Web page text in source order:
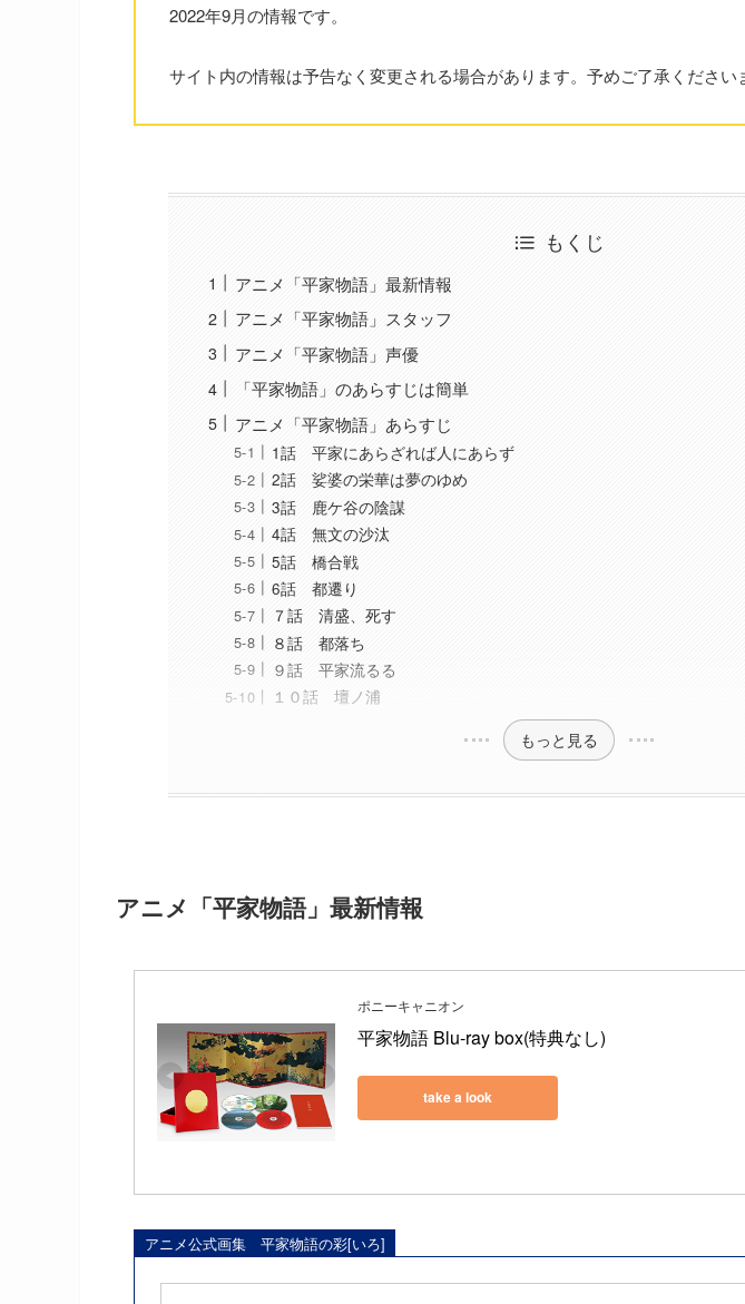
2022年9月の情報です。
サイト内の情報は予告なく変更される場合があります。予めご了承ください
もくじ
アニメ「平家物語」最新情報
アニメ「平家物語」スタッフ
アニメ「平家物語」声優
「平家物語」のあらすじは簡単
アニメ「平家物語」あらすじ
1話 平家にあらざれば人にあらず
2話 娑婆の栄華は夢のゆめ
3話 鹿ケ谷の陰謀
4話 無文の沙汰
5話 橋合戦
6話 都遷り
７話 清盛、死す
８話 都落ち
９話 平家流るる
１０話 壇ノ浦
もっと見る
アニメ「平家物語」最新情報
ポニーキャニオン
平家物語 Blu-ray box(特典なし)
take a look
アニメ公式画集 平家物語の彩[いろ]